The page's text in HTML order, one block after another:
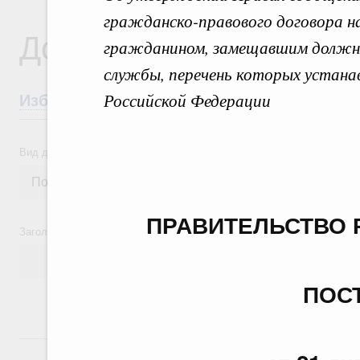
гражданско-правового договора
гражданином, замещавшим
службы, перечень которых
Российской Федерации
Документы
Избранные документы со справками к
Вид документа
Заголовок или текст документа